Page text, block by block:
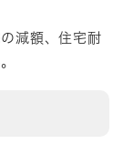
減額、住宅耐